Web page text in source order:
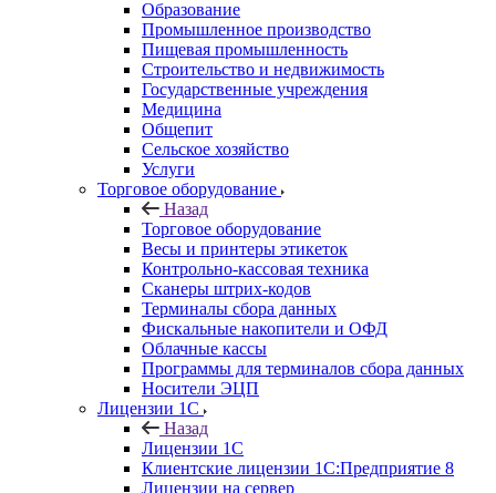
Образование
Промышленное производство
Пищевая промышленность
Строительство и недвижимость
Государственные учреждения
Медицина
Общепит
Сельское хозяйство
Услуги
Торговое оборудование
Назад
Торговое оборудование
Весы и принтеры этикеток
Контрольно-кассовая техника
Сканеры штрих-кодов
Терминалы сбора данных
Фискальные накопители и ОФД
Облачные кассы
Программы для терминалов сбора данных
Носители ЭЦП
Лицензии 1С
Назад
Лицензии 1С
Клиентские лицензии 1С:Предприятие 8
Лицензии на сервер